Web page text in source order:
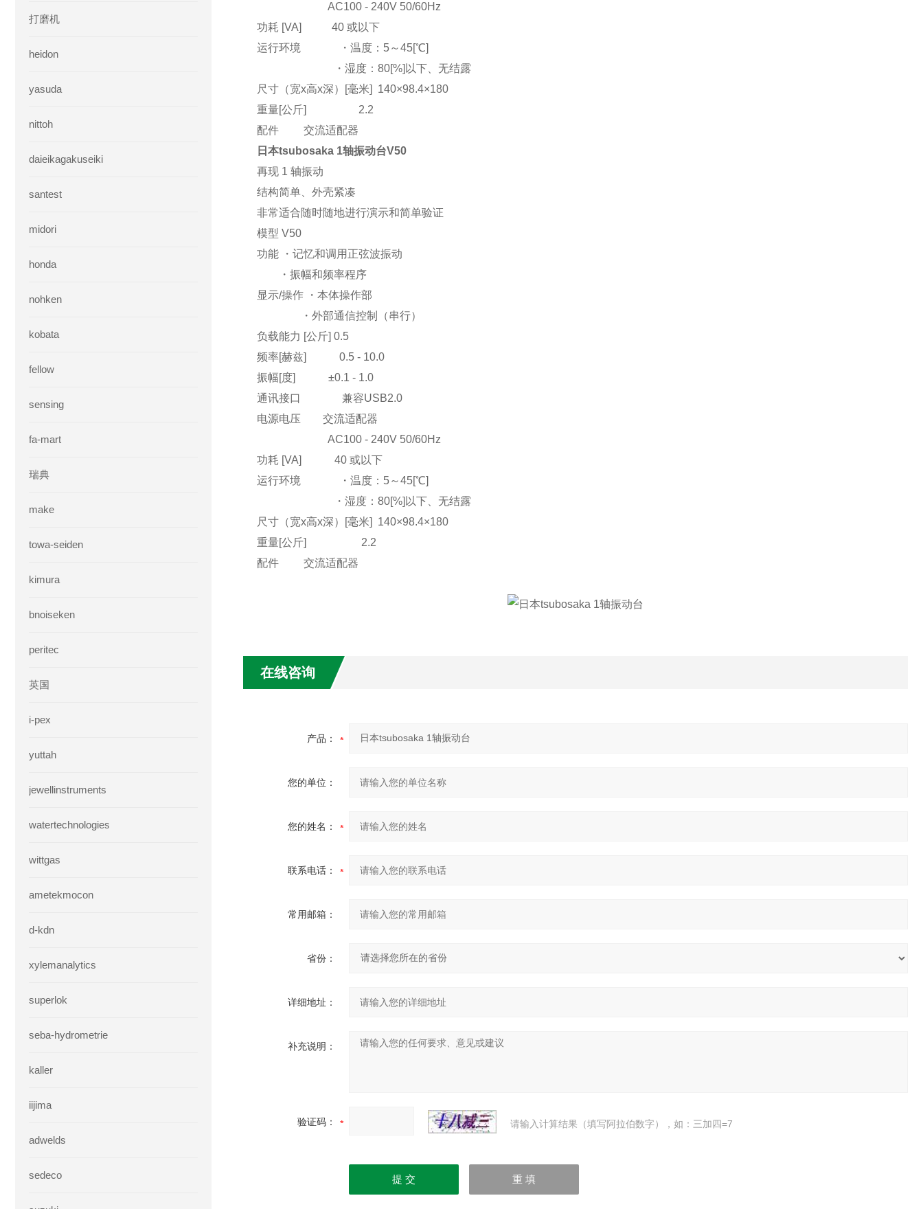
打磨机
heidon
yasuda
nittoh
daieikagakuseiki
santest
midori
honda
nohken
kobata
fellow
sensing
fa-mart
瑞典
make
towa-seiden
kimura
bnoiseken
peritec
英国
i-pex
yuttah
jewellinstruments
watertechnologies
wittgas
ametekmocon
d-kdn
xylemanalytics
superlok
seba-hydrometrie
kaller
iijima
adwelds
sedeco
AC100 - 240V 50/60Hz
功耗 [VA] 40 或以下
运行环境 ・温度：5～45[℃]
・湿度：80[%]以下、无结露
尺寸（宽x高x深）[毫米] 140×98.4×180
重量[公斤] 2.2
配件交流适配器
日本tsubosaka 1轴振动台V50
再现 1 轴振动
结构简单、外壳紧凑
非常适合随时随地进行演示和简单验证
模型 V50
功能 ・记忆和调用正弦波振动
・振幅和频率程序
显示/操作 ・本体操作部
・外部通信控制（串行）
负载能力 [公斤] 0.5
频率[赫兹] 0.5 - 10.0
振幅[度] ±0.1 - 1.0
通讯接口 兼容USB2.0
电源电压 交流适配器
AC100 - 240V 50/60Hz
功耗 [VA] 40 或以下
运行环境 ・温度：5～45[℃]
・湿度：80[%]以下、无结露
尺寸（宽x高x深）[毫米] 140×98.4×180
重量[公斤] 2.2
配件交流适配器
在线咨询
产品：
您的单位：
您的姓名：
联系电话：
常用邮箱：
省份：
详细地址：
补充说明：
验证码： 请输入计算结果（填写阿拉伯数字），如：三加四=7